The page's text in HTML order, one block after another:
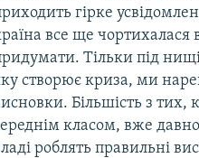
гірке
все ще чортихалася
Тільки під
створює криза, ми
Більшість з тих,
класом, вже
роблять правильні